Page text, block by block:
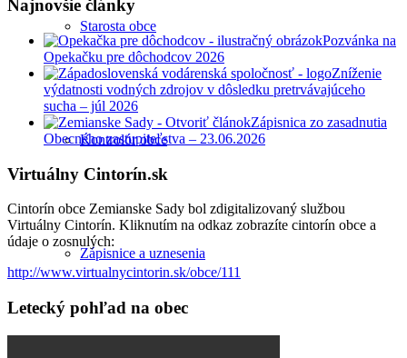
Starosta obce
Kontrolór obce
Zápisnice a uznesenia
Najnovšie články
Pozvánka na
Opekačku pre dôchodcov 2026
Zníženie
výdatnosti vodných zdrojov v dôsledku pretrvávajúceho
sucha – júl 2026
Zápisnica zo zasadnutia
Obecného zastupiteľstva – 23.06.2026
Virtuálny Cintorín.sk
Cintorín obce Zemianske Sady bol zdigitalizovaný službou
Virtuálny Cintorín. Kliknutím na odkaz zobrazíte cintorín obce a
údaje o zosnulých:
http://www.virtualnycintorin.sk/obce/111
Letecký pohľad na obec